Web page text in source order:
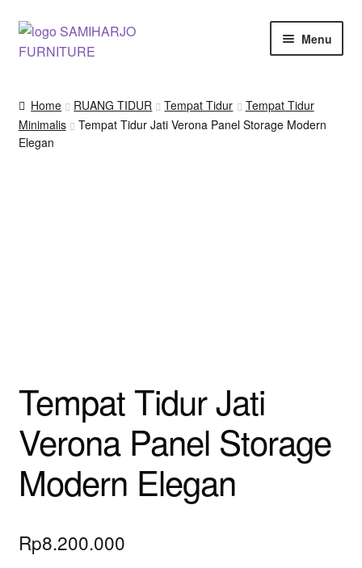
Skip
to
Skip
to
Menu
RUANG MAKAN & DAPUR
Home RUANG TIDUR Tempat Tidur
Tempat Tidur
Minimalis
Tempat Tidur Jati Verona Panel Storage Modern
Elegan
Tempat Tidur Jati
Verona Panel Storage
Modern Elegan
Rp8.200.000